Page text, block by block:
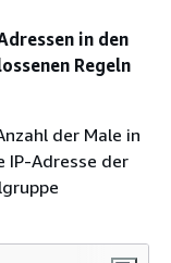
in den
Regeln
der Male in
IP-Adresse der